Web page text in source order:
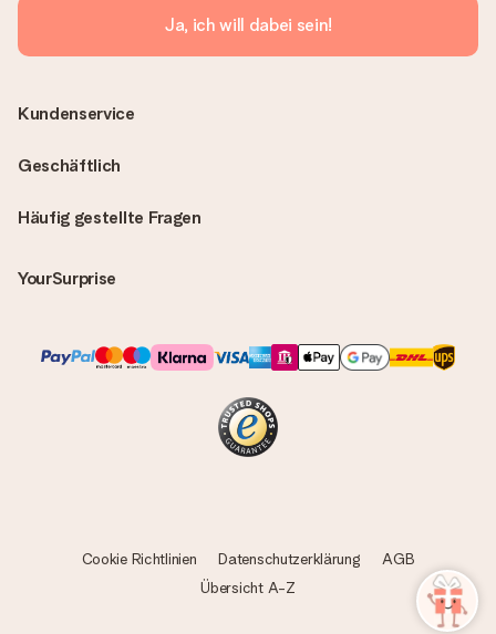
Ja, ich will dabei sein!
Häufig gestellte Fragen
YourSurprise
Kundenservice
Geschäftlich
Cookie Richtlinien Datenschutzerklärung
AGB
Übersicht A-Z